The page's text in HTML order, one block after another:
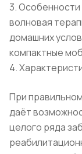
3.
волновая
домашних
компактные
4.
При
даёт
целого ряда